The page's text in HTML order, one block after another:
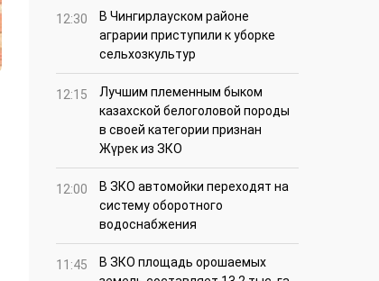
12:30
В Чингирлауском районе
аграрии приступили к уборке
сельхозкультур
12:15
Лучшим племенным быком
казахской белоголовой породы
в своей категории признан
Жүрек из ЗКО
12:00
В ЗКО автомойки переходят на
систему оборотного
водоснабжения
11:45
В ЗКО площадь орошаемых